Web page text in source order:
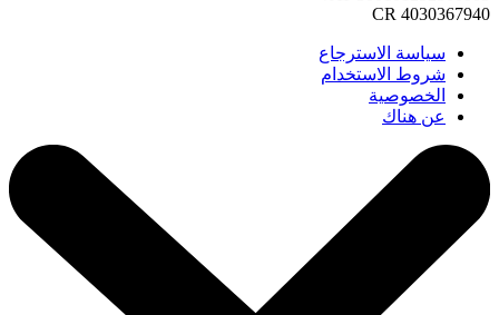
CR 4030367940
سياسة الاسترجاع
شروط الاستخدام
الخصوصية
عن هناك